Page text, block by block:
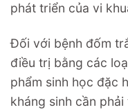
phát triển của vi
Đối với bệnh đốm
điều trị bằng các
phẩm sinh học đặc
kháng sinh cần